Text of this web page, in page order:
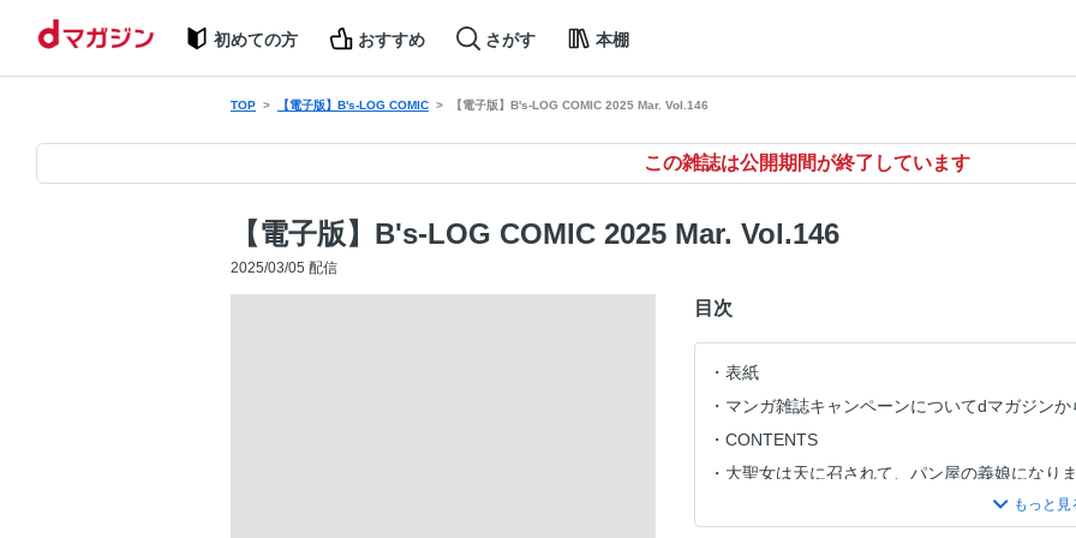
初めての方 おすすめ さがす 本棚
TOP 【電子版】B's-LOG COMIC 【電子版】B's-LOG COMIC 2025 Mar. Vol.146
この雑誌は公開期間が終了しています
【電子版】B's-LOG COMIC 2025 Mar. Vol.146
2025/03/05 配信
目次
表紙
マンガ雑誌キャンペーンについてdマガジンか
CONTENTS
大聖女は天に召されて、パン屋の義娘になりま
夜叉王の最愛 〜虐げられた治癒の乙女は溺愛